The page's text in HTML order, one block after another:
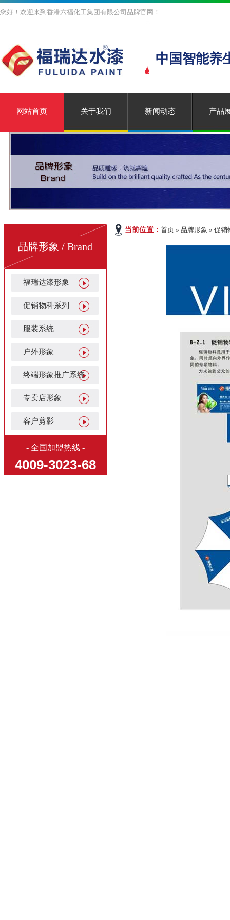
您好！欢迎来到香港六福化工集团有限公司品牌官网！
中国智能养
网站首页 关于我们 新闻动态 产品
品牌形象 / Brand
福瑞达漆形象
促销物科系列
服装系统
户外形象
终端形象推广系统
专卖店形象
客户剪影
- 全国加盟热线 -
4009-3023-68
当前位置：首页 » 品牌形象 » 促销